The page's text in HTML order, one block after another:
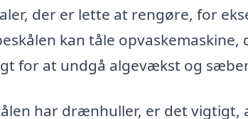
der er lette at rengøre, for
kan tåle
for at undgå algevækst og
har drænhuller, er det vigtigt,